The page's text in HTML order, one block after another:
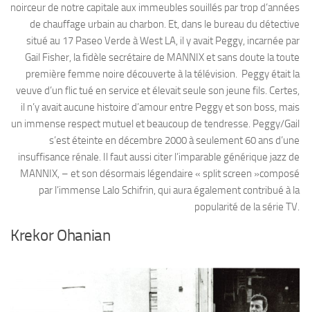
noirceur de notre capitale aux immeubles souillés par trop d’années
de chauffage urbain au charbon. Et, dans le bureau du détective
situé au 17 Paseo Verde à West LA, il y avait Peggy, incarnée par
Gail Fisher, la fidèle secrétaire de MANNIX et sans doute la toute
première femme noire découverte à la télévision. Peggy était la
veuve d’un flic tué en service et élevait seule son jeune fils. Certes,
il n’y avait aucune histoire d’amour entre Peggy et son boss, mais
un immense respect mutuel et beaucoup de tendresse. Peggy/Gail
s’est éteinte en décembre 2000 à seulement 60 ans d’une
insuffisance rénale. Il faut aussi citer l’imparable générique jazz de
MANNIX, – et son désormais légendaire « split screen »composé
par l’immense Lalo Schifrin, qui aura également contribué à la
popularité de la série TV.
Krekor Ohanian